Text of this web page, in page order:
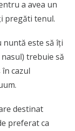
a avea un
pregăti tenul.
este să îți
trebuie să
cazul
destinat
preferat ca